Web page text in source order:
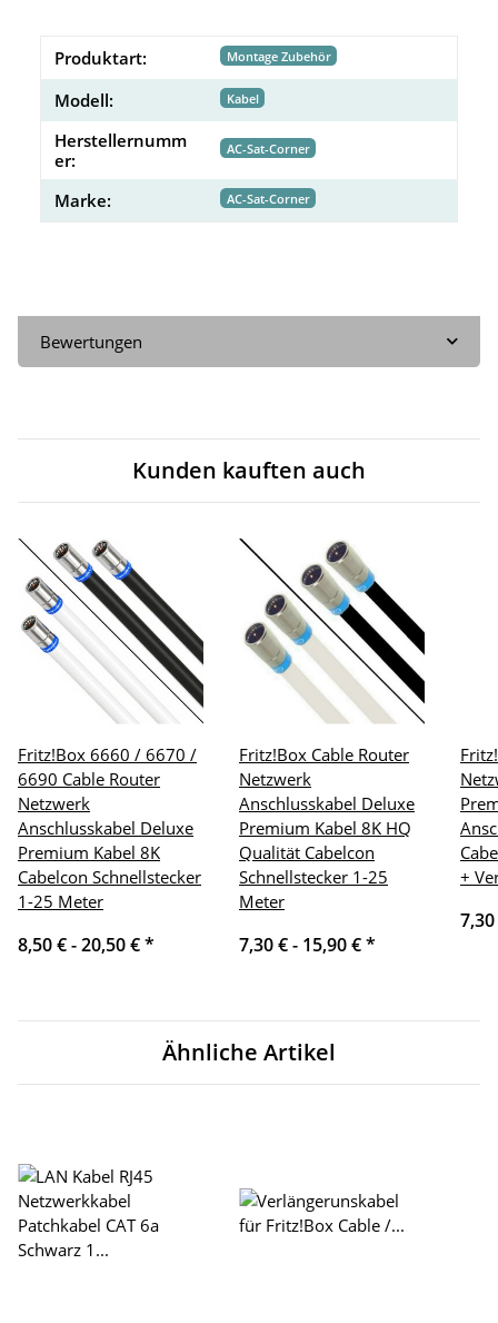
Produktart: Montage Zubehör
Modell: Kabel
Herstellernumm
er:
AC-Sat-Corner
Marke: AC-Sat-Corner
Bewertungen
Kunden kauften auch
Fritz!Box 6660 / 6670 /
6690 Cable Router
Netzwerk
Anschlusskabel Deluxe
Premium Kabel 8K
Cabelcon Schnellstecker
1-25 Meter
8,50 € -20,50 €*
Fritz!Box Cable Router
Netzwerk
Anschlusskabel Deluxe
Premium Kabel 8K HQ
Qualität Cabelcon
Schnellstecker 1-25
Meter
7,30 € - 15,90 €*
+
Ähnliche Artikel